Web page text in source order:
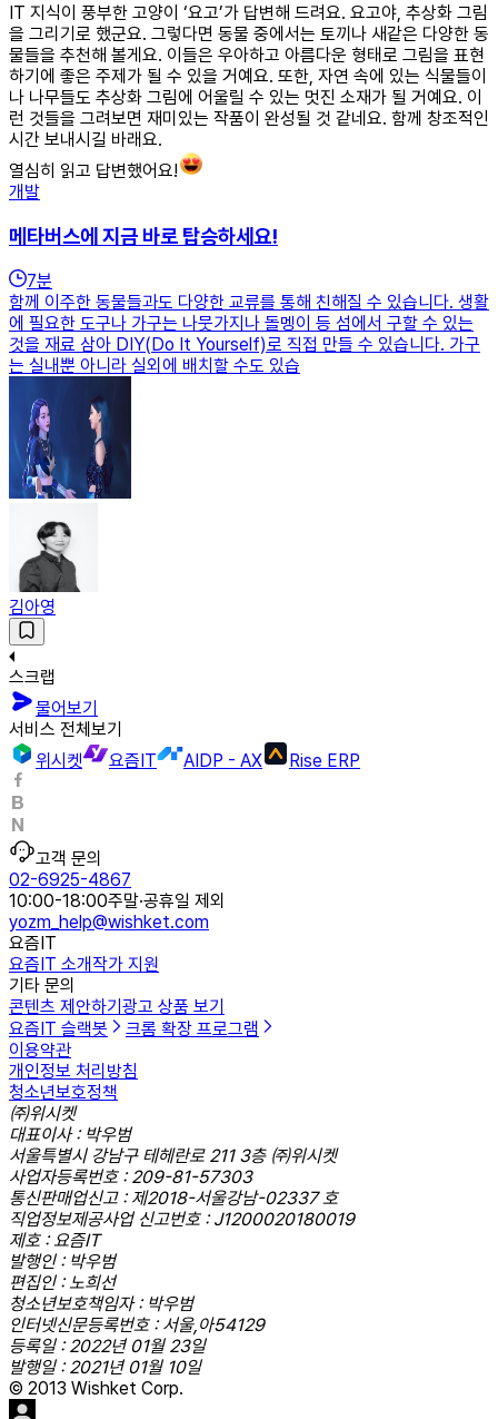
IT 지식이 풍부한 고양이 ‘요고’가 답변해 드려요. 요고야, 추상화 그림
을 그리기로 했군요. 그렇다면 동물 중에서는 토끼나 새같은 다양한 동
물들을 추천해 볼게요. 이들은 우아하고 아름다운 형태로 그림을 표현
하기에 좋은 주제가 될 수 있을 거예요. 또한, 자연 속에 있는 식물들이
나 나무들도 추상화 그림에 어울릴 수 있는 멋진 소재가 될 거예요. 이
런 것들을 그려보면 재미있는 작품이 완성될 것 같네요. 함께 창조적인
시간 보내시길 바래요.
열심히 읽고 답변했어요!
개발
메타버스에 지금 바로 탑승하세요!
7분
함께 이주한 동물들과도 다양한 교류를 통해 친해질 수 있습니다. 생활
에 필요한 도구나 가구는 나뭇가지나 돌멩이 등 섬에서 구할 수 있는
것을 재료 삼아 DIY(Do It Yourself)로 직접 만들 수 있습니다. 가구
는 실내뿐 아니라 실외에 배치할 수도 있습
김아영
스크랩
물어보기
서비스 전체보기
위시켓
요즘IT AIDP - AX Rise ERP
고객 문의
02-6925-4867
10:00-18:00주말·공휴일 제외
yozm_help@wishket.com
요즘IT
요즘IT 소개작가 지원
기타 문의
콘텐츠 제안하기 광고 상품 보기
요즘IT 슬랙봇
크롬 확장 프로그램
이용약관
개인정보 처리방침
청소년보호정책
㈜위시켓
대표이사 : 박우범
서울특별시 강남구 테헤란로 211 3층 ㈜위시켓
사업자등록번호 : 209-81-57303
통신판매업신고 : 제2018-서울강남-02337 호
직업정보제공사업 신고번호 : J1200020180019
제호 : 요즘IT
발행인 : 박우범
편집인 : 노희선
청소년보호책임자 : 박우범
인터넷신문등록번호 : 서울,아54129
등록일 : 2022년 01월 23일
발행일 : 2021년 01월 10일
© 2013 Wishket Corp.